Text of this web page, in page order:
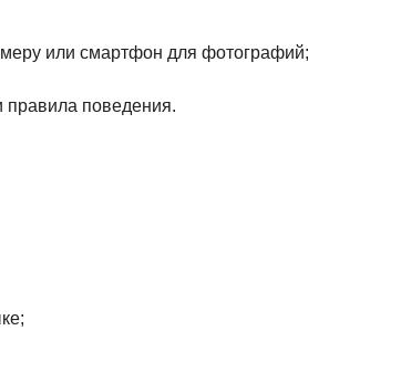
или смартфон для фотографий;
поведения.